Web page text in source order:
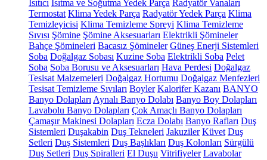
Isıtıcı Isıtma ve Soğutma Yedek Parça Radyatör Vanaları
Termostat Klima Yedek Parça Radyatör Yedek Parça Klima
Temizleyicisi Klima Temizleme Spreyi Klima Temizleme
Sıvısı Şömine Şömine Aksesuarları Elektrikli Şömineler
Bahçe Şömineleri Bacasız Şömineler Güneş Enerji Sistemleri
Soba Doğalgaz Sobası Kuzine Soba Elektrikli Soba Pelet
Soba Soba Borusu ve Aksesuarları Hava Perdesi Doğalgaz
Tesisat Malzemeleri Doğalgaz Hortumu Doğalgaz Menfezleri
Tesisat Temizleme Sıvıları Boyler Kalorifer Kazanı BANYO
Banyo Dolapları Aynalı Banyo Dolabı Banyo Boy Dolapları
Lavabolu Banyo Dolapları Çok Amaçlı Banyo Dolapları
Çamaşır Makinesi Dolapları Ecza Dolabı Banyo Rafları Duş
Sistemleri Duşakabin Duş Tekneleri Jakuziler Küvet Duş
Setleri Duş Sistemleri Duş Başlıkları Duş Kolonları Sürgülü
Duş Setleri Duş Spiralleri El Duşu Vitrifiyeler Lavabolar